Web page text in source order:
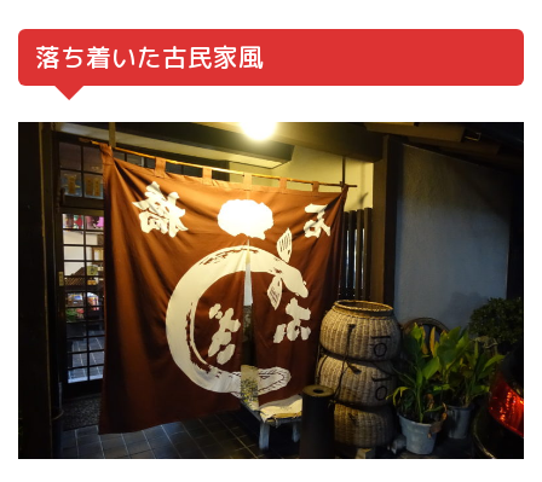
落ち着いた古民家風